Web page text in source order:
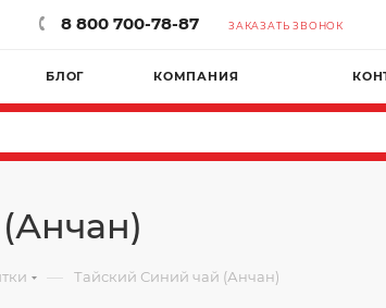
8 800 700-78-87 ЗАКАЗАТЬ ЗВОНОК
БЛОГ КОМПАНИЯ
— Тайский Синий чай (Анчан)